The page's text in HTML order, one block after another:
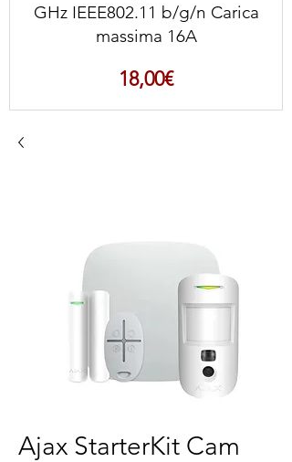
GHz IEEE802.11 b/g/n Carica
massima 16A
18,00€Prezzo
Ajax StarterKit Cam